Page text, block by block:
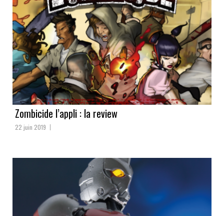
Zombicide l’appli : la review
22 juin 2019